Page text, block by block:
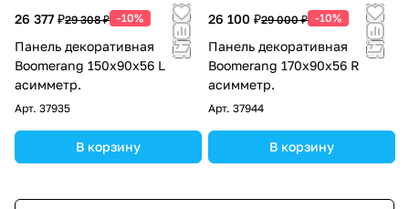
26 377 ₽29 308 ₽ -10%
Панель декоративная
Boomerang 150x90х56 L
асимметр.
Арт. 37935
В корзину
26 100 ₽29 000 ₽ -10%
Панель декоративная
Boomerang 170x90х56 R
асимметр.
Арт. 37944
В корзину